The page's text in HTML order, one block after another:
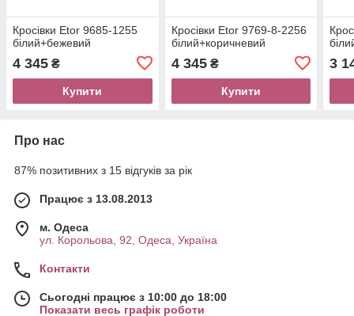
Кросівки Etor 9685-1255
білий+бежевий
4 345 ₴
Купити
Кросівки Etor 9769-8-2256
білий+коричневий
4 345₴
Купити
3
Про нас
87% позитивних з 15 відгуків за рік
Працює з 13.08.2013
м. Одеса
ул. Корольова, 92, Одеса, Україна
Контакти
Сьогодні працює з 10:00 до 18:00
Показати весь графік роботи